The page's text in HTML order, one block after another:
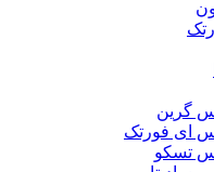
گرین
ای فورتک
تسکو